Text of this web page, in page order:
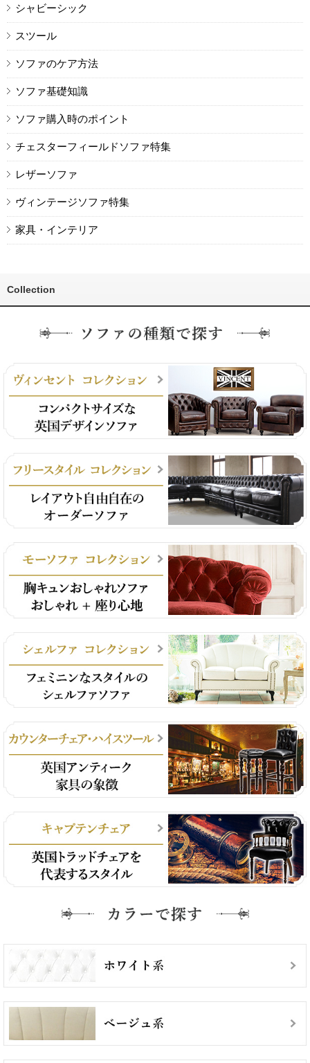
シャビーシック
スツール
ソファのケア方法
ソファ基礎知識
ソファ購入時のポイント
チェスターフィールドソファ特集
レザーソファ
ヴィンテージソファ特集
家具・インテリア
Collection